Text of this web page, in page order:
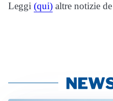
Leggi (qui) altre notizie